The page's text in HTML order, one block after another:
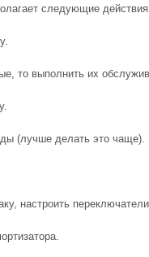
следующие
то выполнить их
(лучше делать это чаще).
настроить